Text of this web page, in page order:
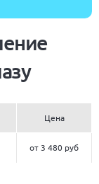
Цена
от 3 480 руб